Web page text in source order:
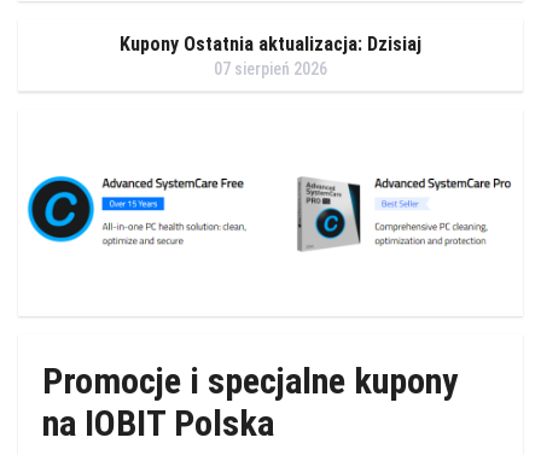
Kupony Ostatnia aktualizacja: Dzisiaj
07 sierpień 2026
Promocje i specjalne kupony
na IOBIT Polska